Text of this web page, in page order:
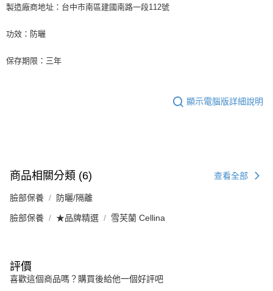
製造廠商地址：台中市南區建國南路一段112號
功效：防曬
保存期限：三年
顯示電腦版詳細說明
商品相關分類 (6) 查看全部
臉部保養 防曬/隔離
臉部保養 ★品牌精選 雪芙蘭 Cellina
評價
喜歡這個商品嗎？購買後給他一個好評吧